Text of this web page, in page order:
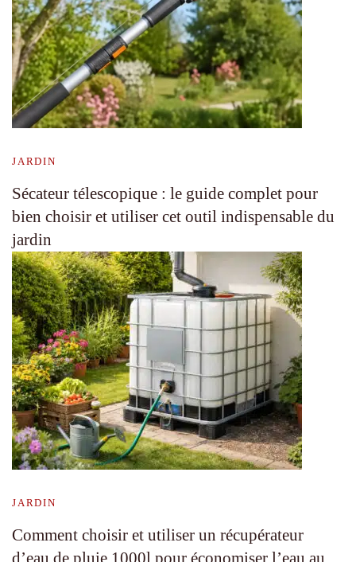
JARDIN
Sécateur télescopique : le guide complet pour
bien choisir et utiliser cet outil indispensable du
jardin
JARDIN
Comment choisir et utiliser un récupérateur
d’eau de pluie 1000l pour économiser l’eau au